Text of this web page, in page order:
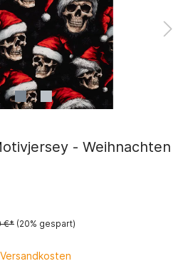
- Weihnachten
€* (20% gespart)